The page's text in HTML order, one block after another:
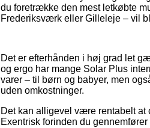
du foretrække den mest letkøbte
Frederiksværk eller Gilleleje – vil
Det er efterhånden i høj grad let
og ergo har mange Solar Plus
varer – til børn og babyer, men
uden omkostninger.
Det kan alligevel være rentabelt at
Exentrisk forinden du